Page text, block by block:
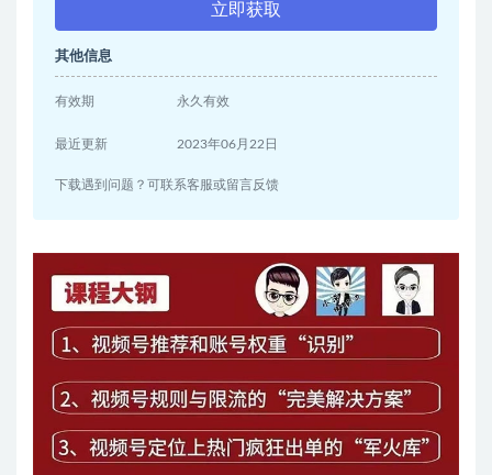
立即获取
其他信息
有效期 永久有效
最近更新 2023年06月22日
下载遇到问题？可联系客服或留言反馈